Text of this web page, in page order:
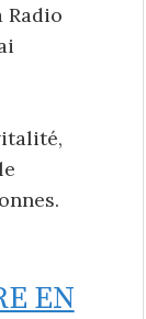
Radio
EN